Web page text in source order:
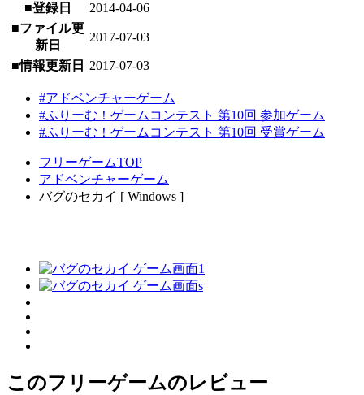
■登録日
2014-04-06
■ファイル更
新日
2017-07-03
■情報更新日 2017-07-03
#アドベンチャーゲーム
#ふりーむ！ゲームコンテスト 第10回 参加ゲーム
#ふりーむ！ゲームコンテスト 第10回 受賞ゲーム
フリーゲームTOP
アドベンチャーゲーム
バグのセカイ [ Windows ]
このフリーゲームのレビュー